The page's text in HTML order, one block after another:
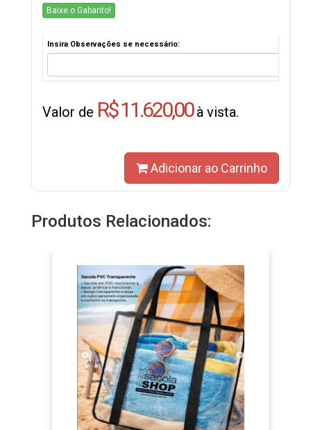
Baixe o Gabarito!
Insira Observações se necessário:
Valor de R$ 11.620,00à vista.
Adicionar ao Carrinho
Produtos Relacionados: